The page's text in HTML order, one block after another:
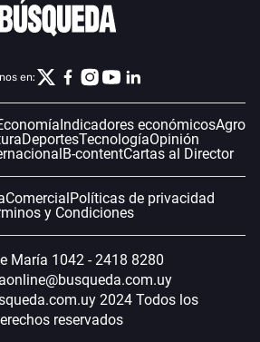
en:
Indicadores económicosAgro
DeportesTecnologíaOpinión
B-contentCartas al Director
ComercialPolíticas de privacidad
y Condiciones
María 1042 - 2418 8280
2024 Todos los
reservados